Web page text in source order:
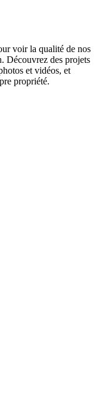
voir la qualité de nos
Découvrez des projets
et vidéos, et
propriété.